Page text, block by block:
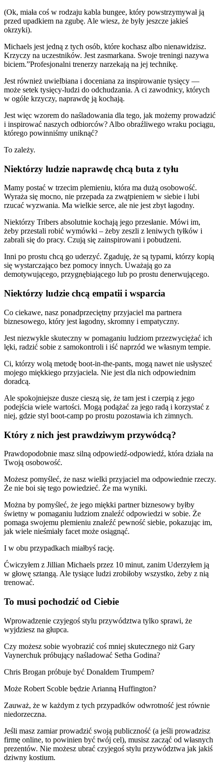
(Ok, miała coś w rodzaju kabla bungee, który powstrzymywał ją
przed upadkiem na zgubę. Ale wiesz, że były jeszcze jakieś
okrzyki).
Michaels jest jedną z tych osób, które kochasz albo nienawidzisz.
Krzyczy na uczestników. Jest zasmarkana. Swoje treningi nazywa
biciem.”Profesjonalni trenerzy narzekają na jej technikę.
Jest również uwielbiana i doceniana za inspirowanie tysięcy —
może setek tysięcy-ludzi do odchudzania. A ci zawodnicy, których
w ogóle krzyczy, naprawdę ją kochają.
Jest więc wzorem do naśladowania dla tego, jak możemy prowadzić
i inspirować naszych odbiorców? Albo obraźliwego wraku pociągu,
którego powinniśmy uniknąć?
To zależy.
Niektórzy ludzie naprawdę chcą buta z tyłu
Mamy postać w trzecim plemieniu, która ma dużą osobowość.
Wyraża się mocno, nie przepada za zwątpieniem w siebie i lubi
rzucać wyzwania. Ma wielkie serce, ale nie jest zbyt łagodny.
Niektórzy Tribers absolutnie kochają jego przesłanie. Mówi im,
żeby przestali robić wymówki – żeby zeszli z leniwych tyłków i
zabrali się do pracy. Czują się zainspirowani i pobudzeni.
Inni po prostu chcą go uderzyć. Zgaduję, że są typami, którzy kopią
się wystarczająco bez pomocy innych. Uważają go za
demotywującego, przygnębiającego lub po prostu denerwującego.
Niektórzy ludzie chcą empatii i wsparcia
Co ciekawe, nasz ponadprzeciętny przyjaciel ma partnera
biznesowego, który jest łagodny, skromny i empatyczny.
Jest niezwykle skuteczny w pomaganiu ludziom przezwyciężać ich
lęki, radzić sobie z samokontroli i iść naprzód we własnym tempie.
Ci, którzy wolą metodę boot-in-the-pants, mogą nawet nie usłyszeć
mojego miękkiego przyjaciela. Nie jest dla nich odpowiednim
doradcą.
Ale spokojniejsze dusze cieszą się, że tam jest i czerpią z jego
podejścia wiele wartości. Mogą podążać za jego radą i korzystać z
niej, gdzie styl boot-camp po prostu pozostawia ich zimnych.
Który z nich jest prawdziwym przywódcą?
Prawdopodobnie masz silną odpowiedź-odpowiedź, która działa na
Twoją osobowość.
Możesz pomyśleć, że nasz wielki przyjaciel ma odpowiednie rzeczy.
Że nie boi się tego powiedzieć. Że ma wyniki.
Można by pomyśleć, że jego miękki partner biznesowy byłby
świetny w pomaganiu ludziom znaleźć odpowiedzi w sobie. Że
pomaga swojemu plemieniu znaleźć pewność siebie, pokazując im,
jak wiele nieśmiały facet może osiągnąć.
I w obu przypadkach miałbyś rację.
Ćwiczyłem z Jillian Michaels przez 10 minut, zanim Uderzyłem ją
w głowę sztangą. Ale tysiące ludzi zrobiłoby wszystko, żeby z nią
trenować.
To musi pochodzić od Ciebie
Wprowadzenie czyjegoś stylu przywództwa tylko sprawi, że
wyjdziesz na głupca.
Czy możesz sobie wyobrazić coś mniej skutecznego niż Gary
Vaynerchuk próbujący naśladować Setha Godina?
Chris Brogan próbuje być Donaldem Trumpem?
Może Robert Scoble będzie Arianną Huffington?
Zauważ, że w każdym z tych przypadków odwrotność jest równie
niedorzeczna.
Jeśli masz zamiar prowadzić swoją publiczność (a jeśli prowadzisz
firmę online, to powinien być twój cel), musisz zacząć od własnych
prezentów. Nie możesz ubrać czyjegoś stylu przywództwa jak jakiś
dziwny kostium.